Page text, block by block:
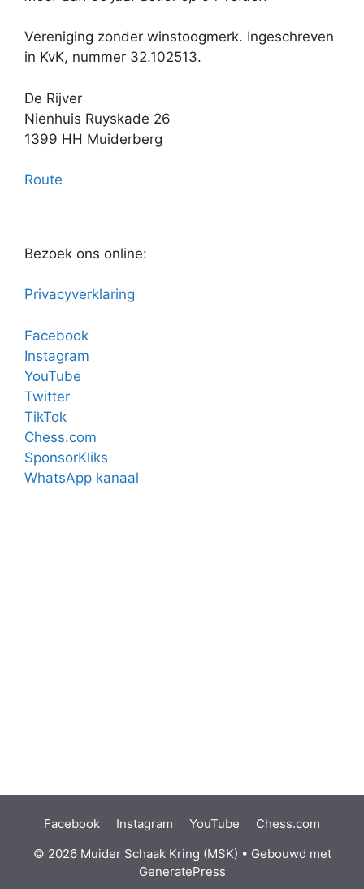
Vereniging zonder winstoogmerk. Ingeschreven
in KvK, nummer 32.102513.
De Rijver
Nienhuis Ruyskade 26
1399 HH Muiderberg
Route
Bezoek ons online:
Privacyverklaring
Facebook
Instagram
YouTube
Twitter
TikTok
Chess.com
SponsorKliks
WhatsApp kanaal
Facebook Instagram YouTube
Chess.com
© 2026 Muider Schaak Kring (MSK) • Gebouwd met
GeneratePress